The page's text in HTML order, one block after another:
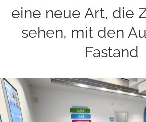
eine neue Art, die
sehen, mit den
Fastand